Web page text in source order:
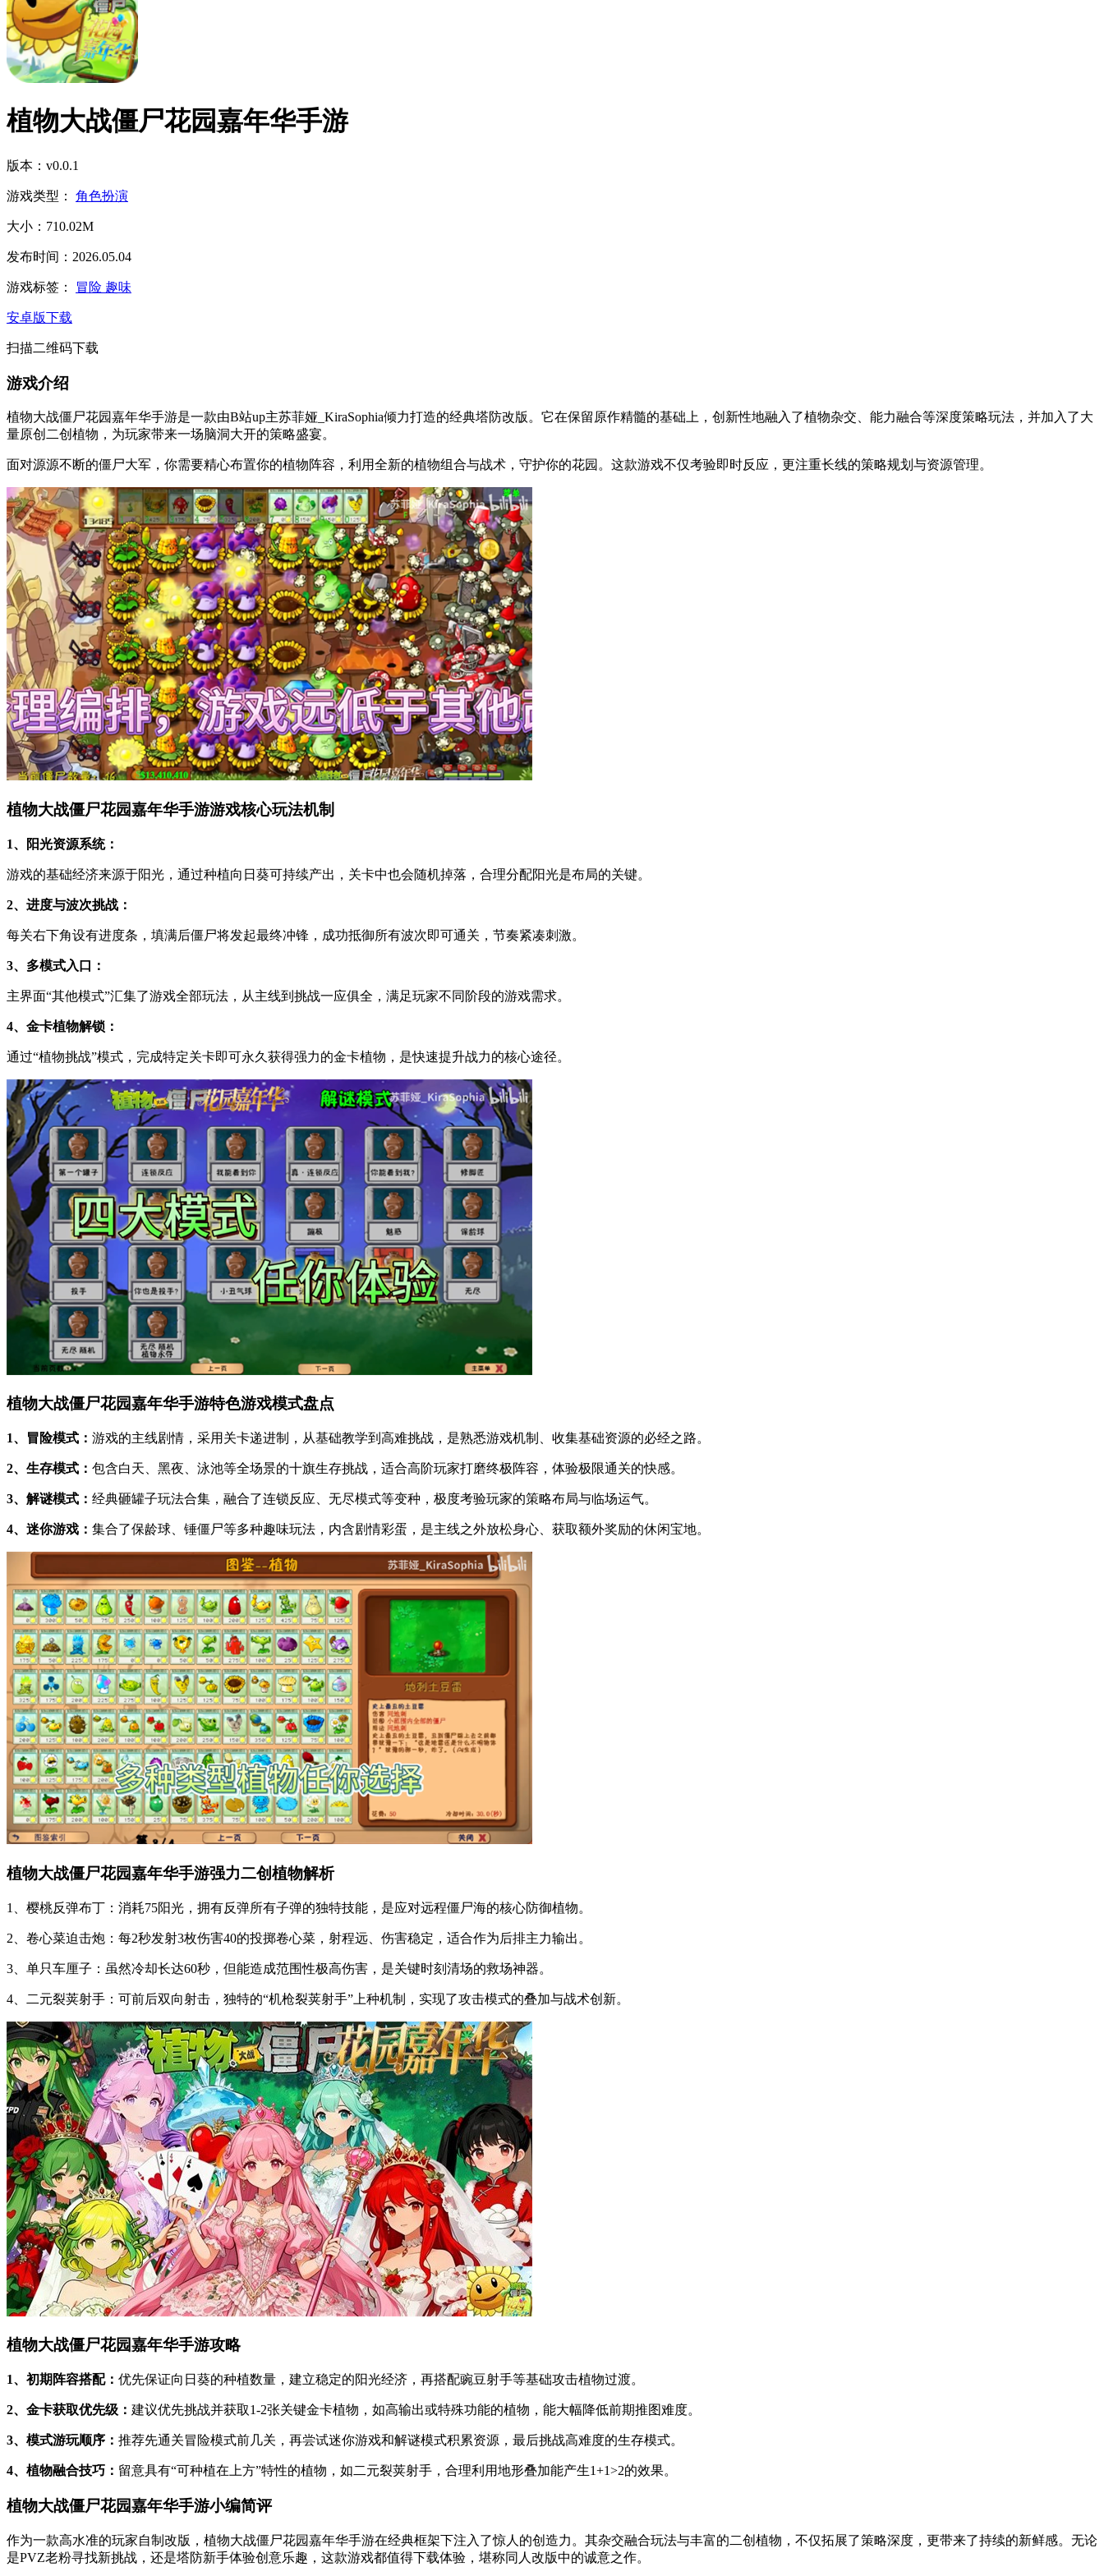
植物大战僵尸花园嘉年华手游
版本：v0.0.1
游戏类型： 角色扮演
大小：710.02M
发布时间：2026.05.04
游戏标签： 冒险 趣味
安卓版下载
扫描二维码下载
游戏介绍
植物大战僵尸花园嘉年华手游是一款由B站up主苏菲娅_KiraSophia倾力打造的经典塔防改版。它在保留原作精髓的基础上，创新性地融入了植物杂交、能力融合等深度策略玩法，并加入了大
量原创二创植物，为玩家带来一场脑洞大开的策略盛宴。
面对源源不断的僵尸大军，你需要精心布置你的植物阵容，利用全新的植物组合与战术，守护你的花园。这款游戏不仅考验即时反应，更注重长线的策略规划与资源管理。
植物大战僵尸花园嘉年华手游游戏核心玩法机制
1、阳光资源系统：
游戏的基础经济来源于阳光，通过种植向日葵可持续产出，关卡中也会随机掉落，合理分配阳光是布局的关键。
2、进度与波次挑战：
每关右下角设有进度条，填满后僵尸将发起最终冲锋，成功抵御所有波次即可通关，节奏紧凑刺激。
3、多模式入口：
主界面“其他模式”汇集了游戏全部玩法，从主线到挑战一应俱全，满足玩家不同阶段的游戏需求。
4、金卡植物解锁：
通过“植物挑战”模式，完成特定关卡即可永久获得强力的金卡植物，是快速提升战力的核心途径。
植物大战僵尸花园嘉年华手游特色游戏模式盘点
1、冒险模式： 游戏的主线剧情，采用关卡递进制，从基础教学到高难挑战，是熟悉游戏机制、收集基础资源的必经之路。
2、生存模式： 包含白天、黑夜、泳池等全场景的十旗生存挑战，适合高阶玩家打磨终极阵容，体验极限通关的快感。
3、解谜模式： 经典砸罐子玩法合集，融合了连锁反应、无尽模式等变种，极度考验玩家的策略布局与临场运气。
4、迷你游戏： 集合了保龄球、锤僵尸等多种趣味玩法，内含剧情彩蛋，是主线之外放松身心、获取额外奖励的休闲宝地。
植物大战僵尸花园嘉年华手游强力二创植物解析
1、樱桃反弹布丁：消耗75阳光，拥有反弹所有子弹的独特技能，是应对远程僵尸海的核心防御植物。
2、卷心菜迫击炮：每2秒发射3枚伤害40的投掷卷心菜，射程远、伤害稳定，适合作为后排主力输出。
3、单只车厘子：虽然冷却长达60秒，但能造成范围性极高伤害，是关键时刻清场的救场神器。
4、二元裂荚射手：可前后双向射击，独特的“机枪裂荚射手”上种机制，实现了攻击模式的叠加与战术创新。
植物大战僵尸花园嘉年华手游攻略
1、初期阵容搭配： 优先保证向日葵的种植数量，建立稳定的阳光经济，再搭配豌豆射手等基础攻击植物过渡。
2、金卡获取优先级： 建议优先挑战并获取1-2张关键金卡植物，如高输出或特殊功能的植物，能大幅降低前期推图难度。
3、模式游玩顺序： 推荐先通关冒险模式前几关，再尝试迷你游戏和解谜模式积累资源，最后挑战高难度的生存模式。
4、植物融合技巧： 留意具有“可种植在上方”特性的植物，如二元裂荚射手，合理利用地形叠加能产生1+1>2的效果。
植物大战僵尸花园嘉年华手游小编简评
作为一款高水准的玩家自制改版，植物大战僵尸花园嘉年华手游在经典框架下注入了惊人的创造力。其杂交融合玩法与丰富的二创植物，不仅拓展了策略深度，更带来了持续的新鲜感。无论
是PVZ老粉寻找新挑战，还是塔防新手体验创意乐趣，这款游戏都值得下载体验，堪称同人改版中的诚意之作。